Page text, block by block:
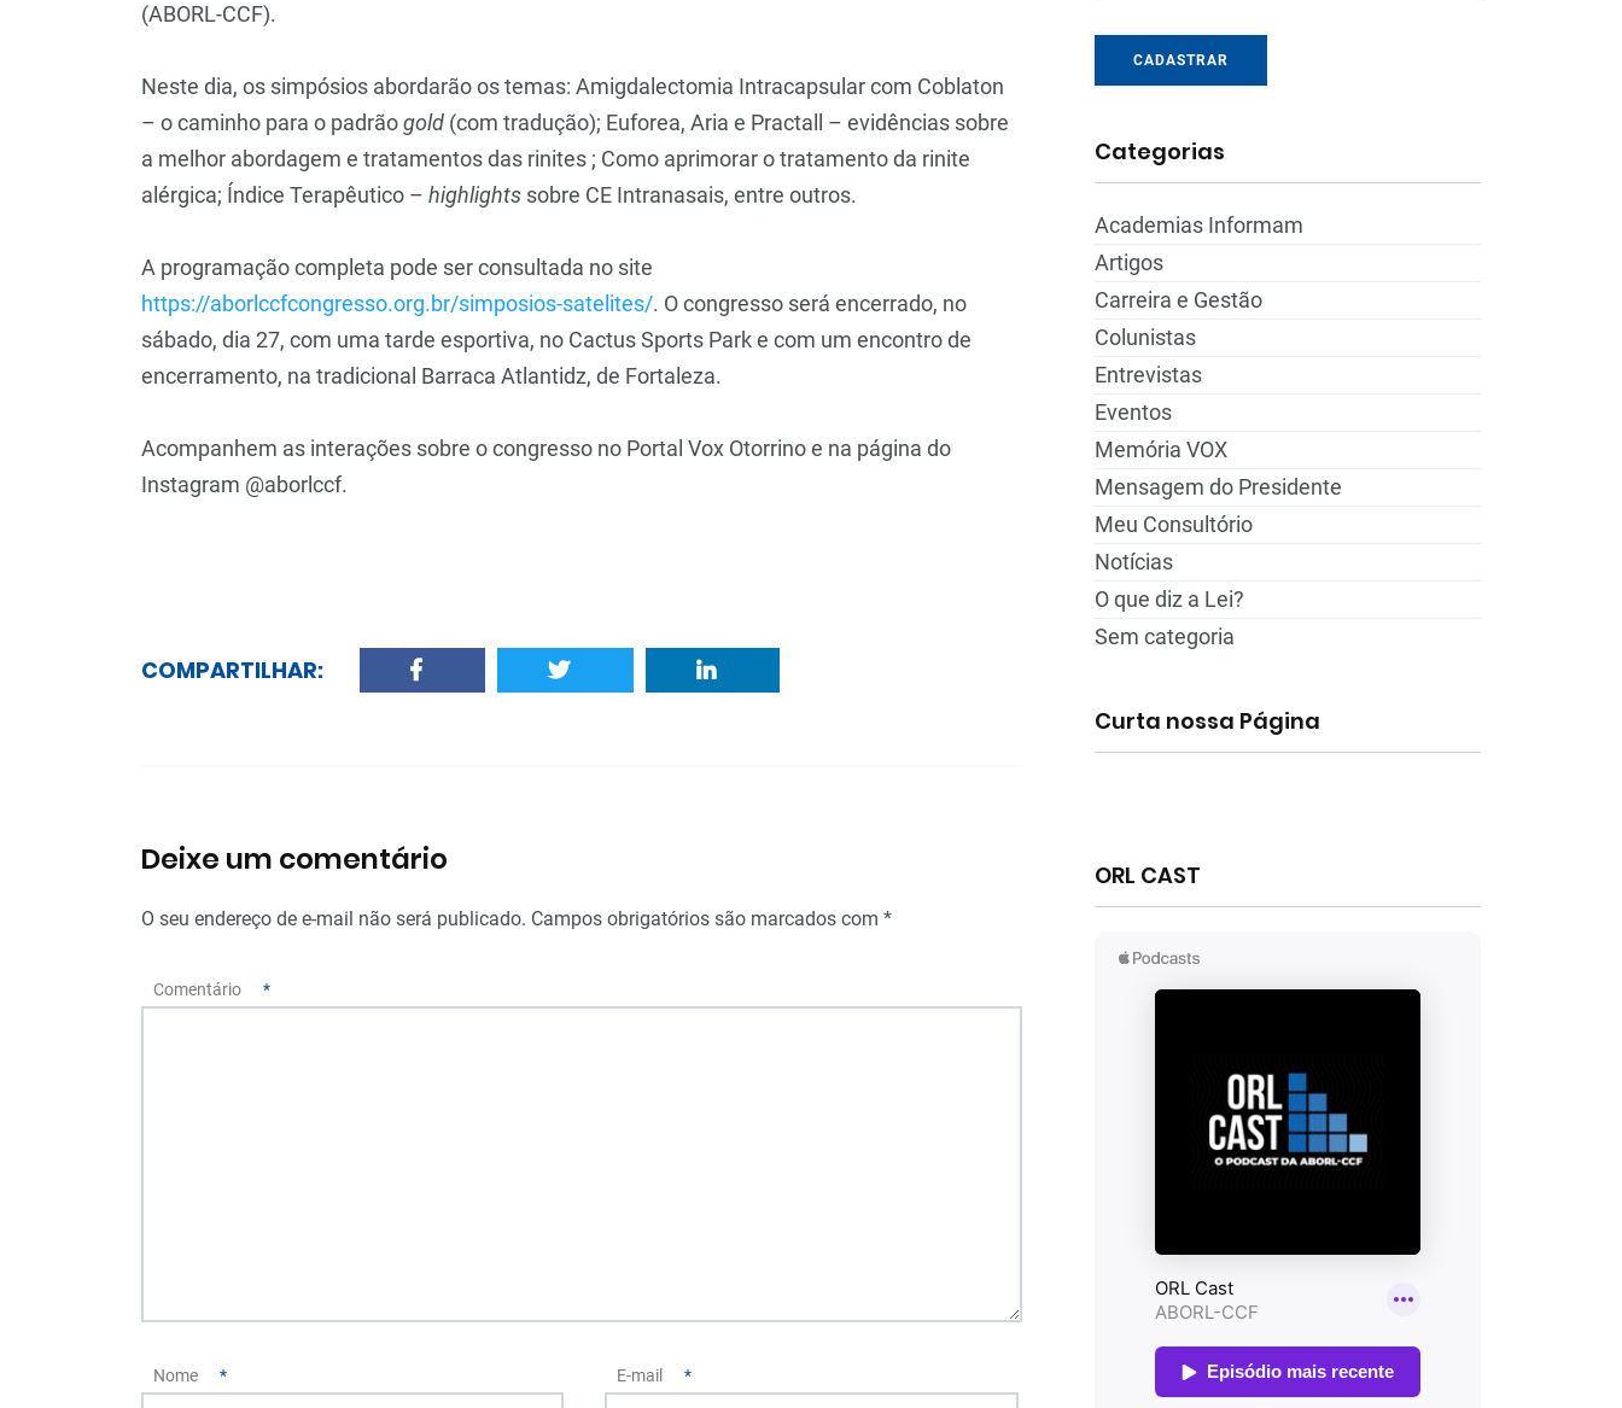
(ABORL-CCF).
Neste dia, os simpósios abordarão os temas: Amigdalectomia Intracapsular com Coblaton
– o caminho para o padrãogold (com tradução); Euforea, Aria e Practall – evidências sobre
a melhor abordagem e tratamentos das rinites ; Como aprimorar o tratamento da rinite
alérgica; Índice Terapêutico – highlights sobre CE Intranasais, entre outros.
A programação completa pode ser consultada no site
https://aborlccfcongresso.org.br/simposios-satelites/. O congresso será encerrado, no
sábado, dia 27, com uma tarde esportiva, no Cactus Sports Park e com um encontro de
encerramento, na tradicional Barraca Atlantidz, de Fortaleza.
Acompanhem as interações sobre o congresso no Portal Vox Otorrino e na página do
Instagram @aborlccf.
COMPARTILHAR:
Deixe um comentário
O seu endereço de e-mail não será publicado. Campos obrigatórios são marcados com *
Comentário *
Nome * E-mail *
CADASTRAR
Categorias
Academias Informam
Artigos
Carreira e Gestão
Colunistas
Entrevistas
Eventos
Memória VOX
Mensagem do Presidente
Meu Consultório
Notícias
O que diz a Lei?
Sem categoria
Curta nossa Página
ORL CAST